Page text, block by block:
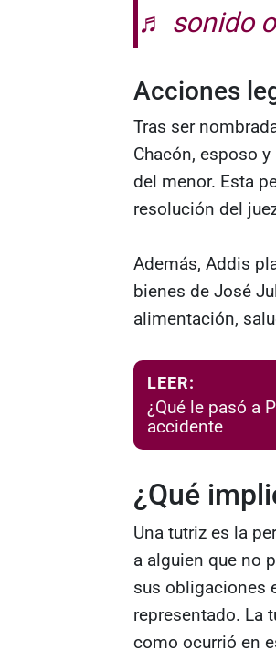
♬ sonido
Acciones
Tras ser
Chacón, esposo
del menor. Esta
resolución del
Además, Addis
bienes de José
alimentación,
LEER:
¿Qué le pasó a
accidente
¿Qué
Una tutriz es la
a alguien que no
sus obligaciones
representado. La
como ocurrió en